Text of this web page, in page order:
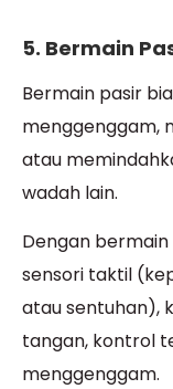
5. Bermain
Bermain pasir
menggenggam,
atau
wadah lain.
Dengan
sensori taktil
atau sentuhan),
tangan, kontrol
menggenggam.